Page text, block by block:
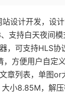
设计开发，设
支持白天夜间
可支持HLS协
方便用户自定
章列表，单图
小8.85M，解压